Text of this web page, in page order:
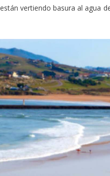
vertiendo basura al agua